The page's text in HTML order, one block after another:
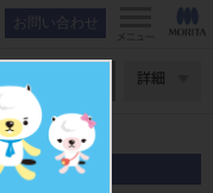
お問い合わせ
メニュー
詳細